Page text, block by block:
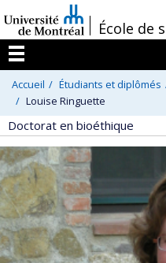
au
contenu
/École de
Menu
Accueil Étudiants et diplômés
Louise Ringuette
Doctorat en bioéthique